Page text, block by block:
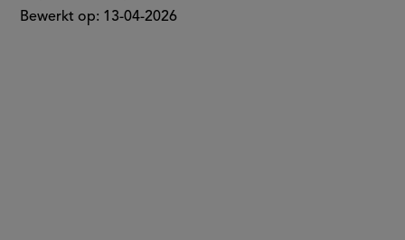
Bewerkt op: 13-04-2026